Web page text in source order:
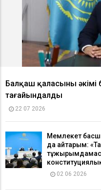
Балқаш қаласының
тағайындалды
22 07 2026
Мемлекет
да айтарым:
02 06 2026